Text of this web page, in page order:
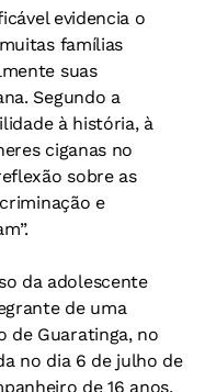
evidencia o
famílias
suas
Segundo a
à história, à
ciganas no
sobre as
e
da adolescente
de uma
de Guaratinga, no
no dia 6 de julho de
de 16 anos,